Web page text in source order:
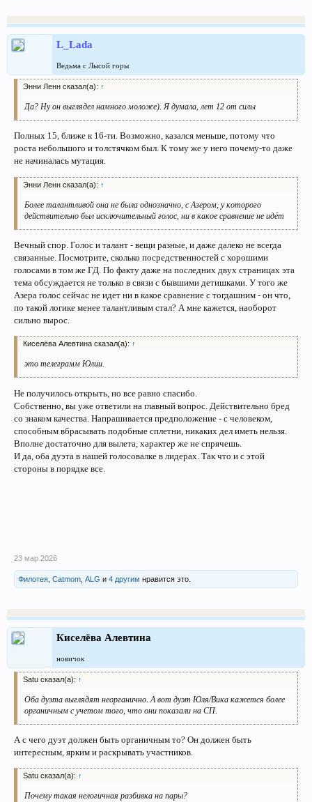
L_Lada
Ведьма с Лысой горы
Энни Ленн сказал(а): ↑
Да? Ну он выглядел намного моложе). Я думала, лет 12 от силы
Полных 15, ближе к 16-ти. Возможно, казался меньше, потому что
роста небольшого и толстячком был. К тому же у него почему-то даже
не начиналась мутация.
Энни Ленн сказал(а): ↑
Более талантливой она не была однозначно, с Азером, у которого
действительно был исключительный голос, ни в какое сравнение не идёт
Вечный спор. Голос и талант - вещи разные, и даже далеко не всегда
связанные. Посмотрите, сколько посредственностей с хорошими
голосами в том же ГД. По факту даже на последних двух страницах эта
тема обсуждается не только в связи с бывшими детишками. У того же
Азера голос сейчас не идет ни в какое сравнение с тогдашним - он что,
по такой логике менее талантливым стал? А мне кажется, наоборот
сильно вырос.
Киселёва Алевтина сказал(а): ↑
это телеграмм Юлии.
Не получилось открыть, но все равно спасибо.
Собственно, вы уже ответили на главный вопрос. Действительно бред
со знаком качества. Напрашивается предположение - с человеком,
способным вбрасывать подобные сплетни, никаких дел иметь нельзя.
Вполне достаточно для вылета, характер же не спрячешь.
И да, оба дуэта в нашей голосовалке в лидерах. Так что и с этой
стороны в порядке все.
23 мар 2026
Филотея Catmom ALG и 4 другим нравится это.
Киселёва Алевтина
новичок
Satu сказал(а): ↑
Оба дуэта выглядят неорганично. А вот дуэт Юля/Вика кажется более
органичным с учетом того, что они показали на СП.
А с чего дуэт должен быть органичным то? Он должен быть
интересным, ярким и раскрывать участников.
Satu сказал(а): ↑
Почему такая нелогичная разбивка на пары?